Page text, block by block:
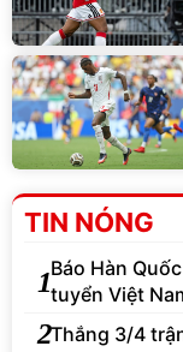
TIN NÓNG
1Báo Hàn
tuyển Việt
2Thắng 3/4